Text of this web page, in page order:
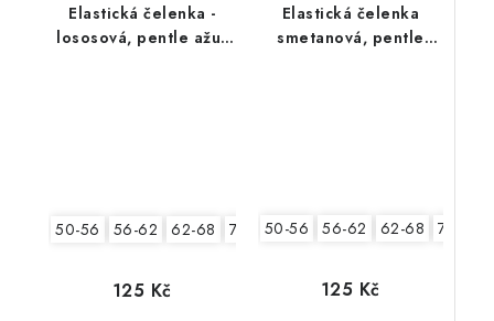
Elastická čelenka -
lososová, pentle ažur
50-56 56-62 62-68 74-86
125 Kč
Elastická čelenka
smetanová, pentle
50-56 56-62 62-68 74-86
125 Kč